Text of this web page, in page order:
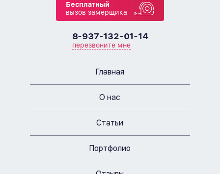
Бесплатный
вызов замерщика
8-937-132-01-14
перезвоните мне
Главная
О нас
Статьи
Портфолио